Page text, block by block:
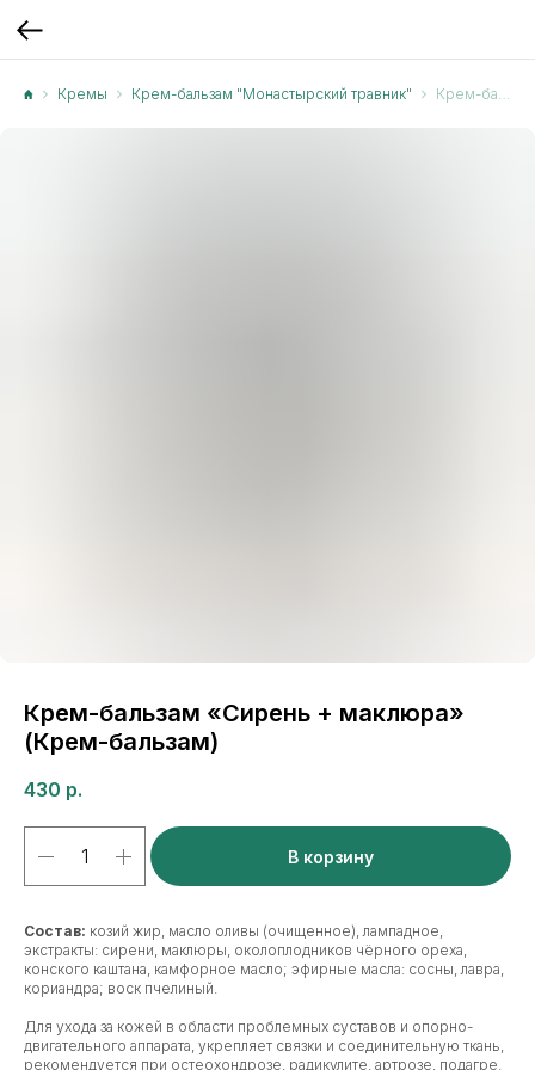
Кремы Крем-бальзам "Монастырский травник" Крем-бальзам «Сирень + маклюра» (Крем-бальзам)
Крем-бальзам «Сирень + маклюра»
(Крем-бальзам)
430 р.
В корзину
Состав: козий жир, масло оливы (очищенное), лампадное,
экстракты: сирени, маклюры, околоплодников чёрного ореха,
конского каштана, камфорное масло; эфирные масла: сосны, лавра,
кориандра; воск пчелиный.
Для ухода за кожей в области проблемных суставов и опорно-
двигательного аппарата, укрепляет связки и соединительную ткань,
рекомендуется при остеохондрозе, радикулите, артрозе, подагре.